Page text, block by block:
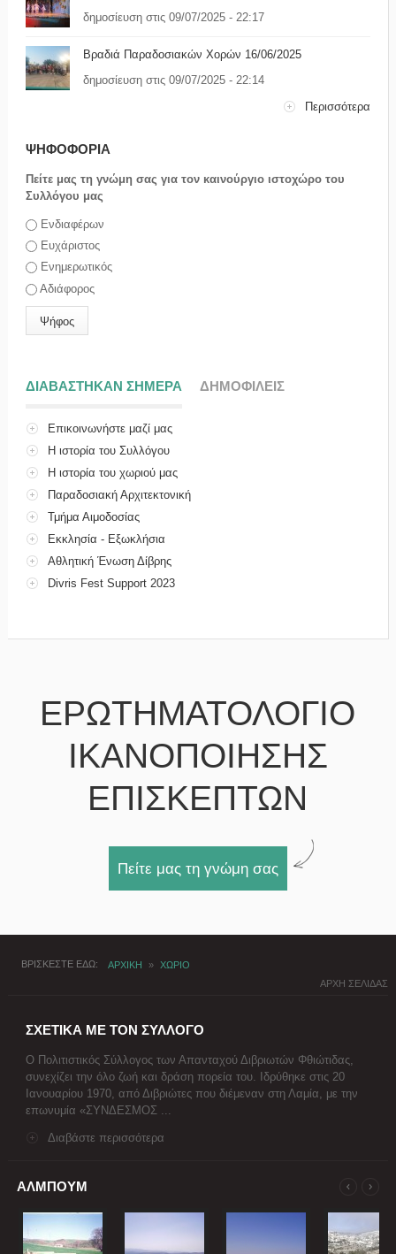
δημοσίευση στις 09/07/2025 - 22:17
Βραδιά Παραδοσιακών Χορών 16/06/2025
δημοσίευση στις 09/07/2025 - 22:14
Περισσότερα
ΨΗΦΟΦΟΡΙΑ
Πείτε μας τη γνώμη σας για τον καινούργιο ιστοχώρο του
Συλλόγου μας
Επιλογές
Ενδιαφέρων
Ευχάριστος
Ενημερωτικός
Αδιάφορος
ΔΙΑΒΑΣΤΗΚΑΝ ΣΗΜΕΡΑ (ΕΝΕΡΓΗ ΚΑΡΤΕΛΑ)
ΔΗΜΟΦΙΛΕΙΣ
Επικοινωνήστε μαζί μας
Η ιστορία του Συλλόγου
Η ιστορία του χωριού μας
Παραδοσιακή Αρχιτεκτονική
Τμήμα Αιμοδοσίας
Εκκλησία - Εξωκλήσια
Αθλητική Ένωση Δίβρης
Divris Fest Support 2023
ΕΡΩΤΗΜΑΤΟΛΟΓΙΟ
ΙΚΑΝΟΠΟΙΗΣΗΣ
ΕΠΙΣΚΕΠΤΩΝ
Πείτε μας τη γνώμη σας
ΒΡΙΣΚΕΣΤΕ ΕΔΩ ΑΡΧΙΚΗ » ΧΩΡΙΟ
ΑΡΧΗ ΣΕΛΙΔΑΣ
ΣΧΕΤΙΚΑ ΜΕ ΤΟΝ ΣΥΛΛΟΓΟ
Ο Πολιτιστικός Σύλλογος των Απανταχού Διβριωτών Φθιώτιδας,
συνεχίζει την όλο ζωή και δράση πορεία του. Ιδρύθηκε στις 20
Ιανουαρίου 1970, από Διβριώτες που διέμεναν στη Λαμία, με την
επωνυμία «ΣΥΝΔΕΣΜΟΣ ...
Διαβάστε περισσότερα
ΑΛΜΠΟΥΜ